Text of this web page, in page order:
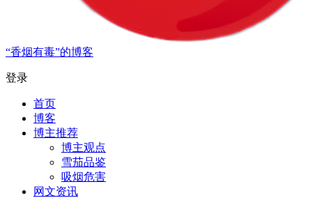
“香烟有毒”的博客
登录
首页
博客
博主推荐
博主观点
雪茄品鉴
吸烟危害
网文资讯